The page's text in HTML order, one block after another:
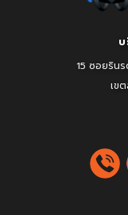
15 ซอยริน
เข